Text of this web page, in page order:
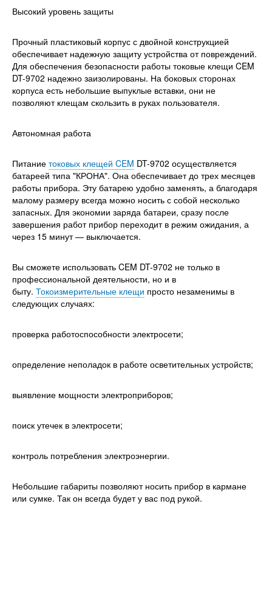
Высокий уровень защиты
Прочный пластиковый корпус с двойной конструкцией
обеспечивает надежную защиту устройства от повреждений.
Для обеспечения безопасности работы токовые клещи CEM
DT-9702 надежно заизолированы. На боковых сторонах
корпуса есть небольшие выпуклые вставки, они не
позволяют клещам скользить в руках пользователя.
Автономная работа
Питание токовых клещей CEM DT-9702 осуществляется
батареей типа "КРОНА". Она обеспечивает до трех месяцев
работы прибора. Эту батарею удобно заменять, а благодаря
малому размеру всегда можно носить с собой несколько
запасных. Для экономии заряда батареи, сразу после
завершения работ прибор переходит в режим ожидания, а
через 15 минут — выключается.
Вы сможете использовать CEM DT-9702 не только в
профессиональной деятельности, но и в
быту. Токоизмерительные клещи просто незаменимы в
следующих случаях:
проверка работоспособности электросети;
определение неполадок в работе осветительных устройств;
выявление мощности электроприборов;
поиск утечек в электросети;
контроль потребления электроэнергии.
Небольшие габариты позволяют носить прибор в кармане
или сумке. Так он всегда будет у вас под рукой.